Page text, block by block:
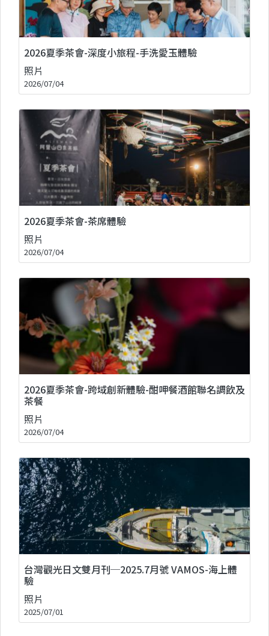
2026夏季茶會-深度小旅程-手洗愛玉體驗
照片
2026/07/04
2026夏季茶會-茶席體驗
照片
2026/07/04
2026夏季茶會-跨域創新體驗-酣呷餐酒館聯名調飲及
茶餐
照片
2026/07/04
台灣觀光日文雙月刊─2025.7月號 VAMOS-海上體
驗
照片
2025/07/01